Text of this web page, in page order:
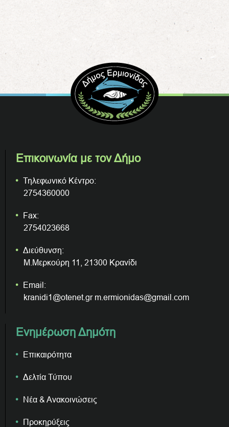
Επικοινωνία με τον Δήμο
Τηλεφωνικό Κέντρο:
2754360000
Fax:
2754023668
Διεύθυνση:
Μ.Μερκούρη 11, 21300 Κρανίδι
Email:
kranidi1@otenet.gr m.ermionidas@gmail.com
Ενημέρωση Δημότη
Επικαιρότητα
Δελτία Τύπου
Νέα & Ανακοινώσεις
Προκηρύξεις